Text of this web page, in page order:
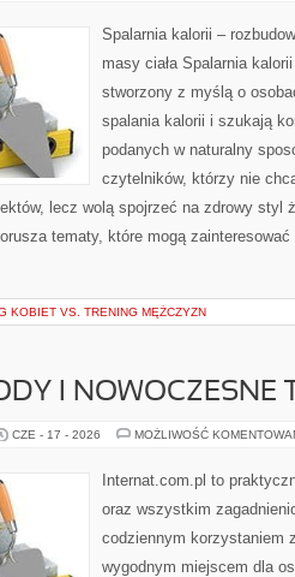
Spalarnia kalorii –
masy ciała Spalarnia
stworzony z myślą o
spalania kalorii i szukają
podanych w naturalny
czytelników, którzy nie
lecz wolą spojrzeć na zdrowy styl
tematy, które mogą
KOBIET VS. TRENING MĘŻCZYZN
I NOWOCZESNE
CZE - 17 - 2026 MOŻLIWOŚĆ
Internat.com.pl to
oraz wszystkim
codziennym korzystaniem
wygodnym miejscem dla